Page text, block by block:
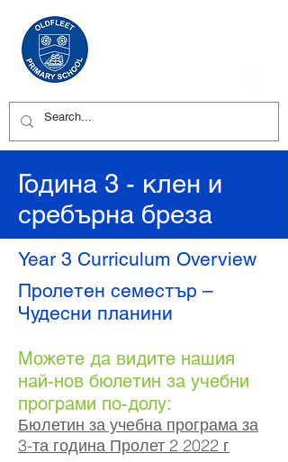
Година 3 - клен и
сребърна бреза
Year 3 Curriculum Overview
Пролетен семестър –
Чудесни планини
Можете да видите нашия
най-нов бюлетин за учебни
програми по-долу:
Бюлетин за учебна програма за
3-та година Пролет 2 2022 г